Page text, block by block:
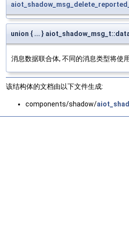
union { ... }
消息数据联合体, 不同的消息类型将使
该结构体的文档由以下文件生成:
components/shadow/